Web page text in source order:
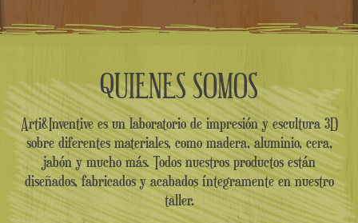
QUIENES SOMOS
Arti&Inventive es un laboratorio de impresión y escultura 3D
sobre diferentes materiales, como madera, aluminio, cera,
jabón y mucho más. Todos nuestros productos están
diseñados, fabricados y acabados íntegramente en nuestro
taller.